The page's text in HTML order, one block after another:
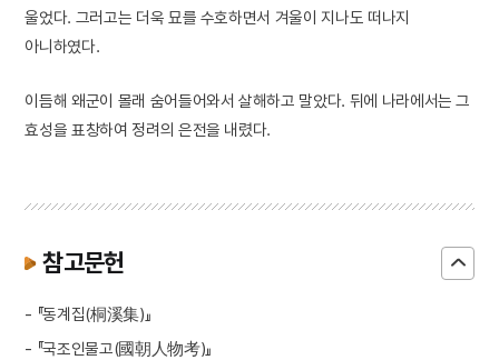
울었다. 그러고는 더욱 묘를 수호하면서 겨울이 지나도 떠나지
아니하였다.
이듬해 왜군이 몰래 숨어들어와서 살해하고 말았다. 뒤에 나라에서는 그
효성을 표창하여 정려의 은전을 내렸다.
참고문헌
- 『동계집(桐溪集)』
- 『국조인물고(國朝人物考)』